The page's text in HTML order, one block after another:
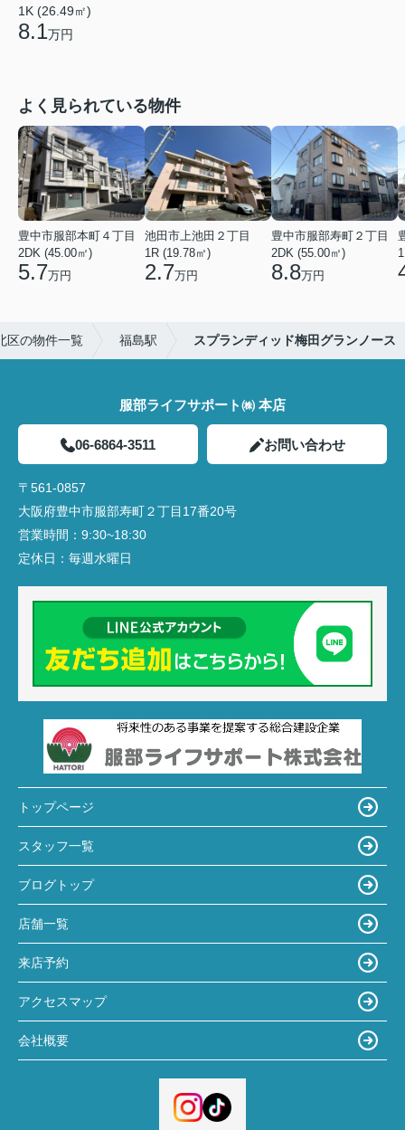
1K (26.49㎡)
8.1万円
よく見られている物件
豊中市服部本町４丁目
2DK (45.00㎡)
5.7万円
池田市上池田２丁目
1R (19.78㎡)
2.7万円
豊中市服部寿町２丁目
2DK (55.00㎡)
8.8万円
区の物件一覧 福島駅 スプランディッド梅田グランノース
服部ライフサポート㈱ 本店
06-6864-3511 お問い合わせ
〒561-0857
大阪府豊中市服部寿町２丁目17番20号
営業時間： 9:30~18:30
定休日： 毎週水曜日
トップページ
スタッフ一覧
ブログトップ
店舗一覧
来店予約
アクセスマップ
会社概要